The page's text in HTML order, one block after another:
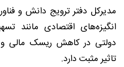
مدیرکل دفتر ترویج دانش و
انگیزه‌های اقتصادی مانند
دولتی در کاهش ریسک مالی و
تاثیر مثبت دارد.